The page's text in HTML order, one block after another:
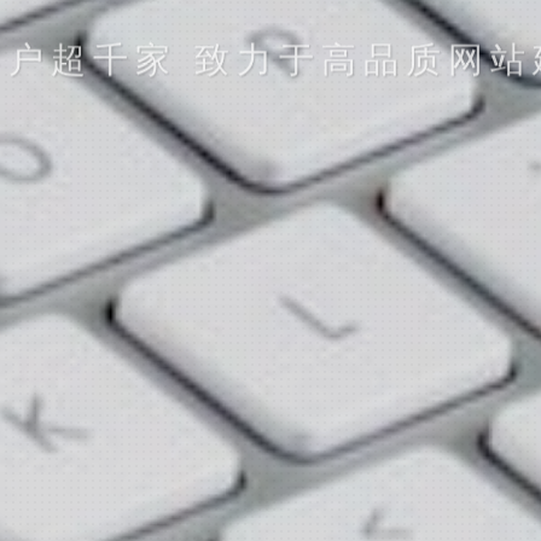
超千家 致力于高品质网
立即提交